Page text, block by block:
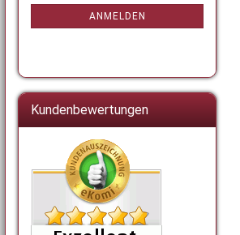
ANMELDUNGANMELDEN
Kundenbewertungen